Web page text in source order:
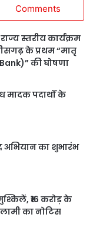
Comments
स्तरीय कार्यक्रम
के प्रथम “मातृ
की घोषणा
मादक पदार्थों के
का शुभारंभ
₹16 करोड़ के
का नोटिस